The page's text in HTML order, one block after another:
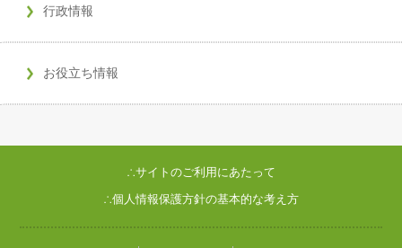
行政情報
お役立ち情報
∴サイトのご利用にあたって
∴個人情報保護方針の基本的な考え方